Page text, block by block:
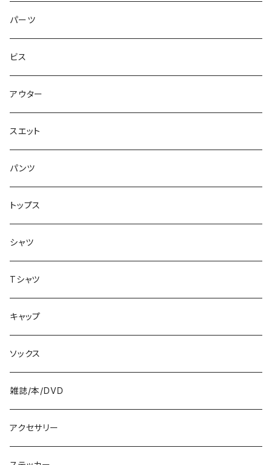
トップス
スエット
ソックス
アンダーウェア
アクセサリー
シューズ
バッグ
ゴツいシューズ最高！
Small Shoes
7.7インチ
7.8インチ
7.9インチ
8インチ
8.1インチ
8.2インチ
8.3インチ
8.4インチ
8.5インチ
8.6インチ
8.7インチ
9インチ
パーツ
ビス
アウター
スエット
パンツ
トップス
シャツ
Tシャツ
キャップ
ソックス
雑誌/本/DVD
アクセサリー